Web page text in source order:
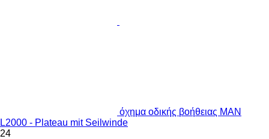
όχημα οδικής βοήθειας MAN
L2000 - Plateau mit Seilwinde
24